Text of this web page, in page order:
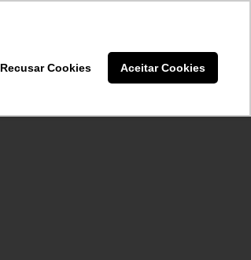
Recusar Cookies Aceitar Cookies
Blog Sobre nós